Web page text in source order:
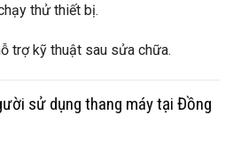
thử thiết bị.
trợ kỹ thuật sau sửa chữa.
sử dụng thang máy tại Đồng